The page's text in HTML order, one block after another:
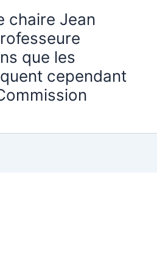
chaire Jean
que les
cependant